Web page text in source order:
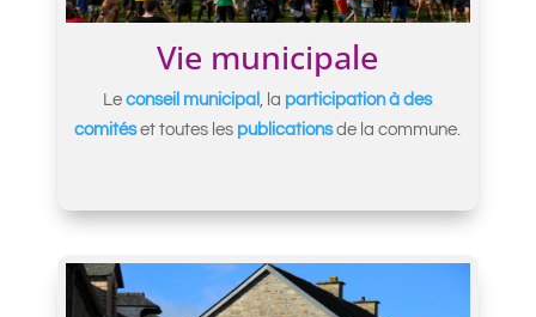
Vie municipale
Leconseil municipal , la participation à des
comitéset toutes les publicationsde la commune.